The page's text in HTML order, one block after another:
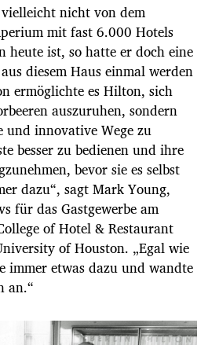
nicht von dem
mit fast 6.000 Hotels
heute ist, so hatte er doch eine
diesem Haus einmal werden
ermöglichte es Hilton, sich
auszuruhen, sondern
und innovative Wege zu
besser zu bedienen und ihre
bevor sie es selbst
dazu“, sagt Mark Young,
für das Gastgewerbe am
of Hotel & Restaurant
of Houston. „Egal wie
immer etwas dazu und wandte
an.“